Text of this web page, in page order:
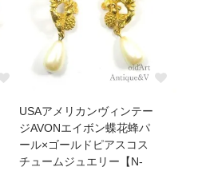
USAアメリカンヴィンテー
ジAVONエイボン蝶花蜂パ
ール×ゴールドピアスコス
チュームジュエリー【N-